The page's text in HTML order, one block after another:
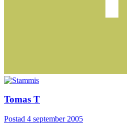
Tomas T
Postad 4 september 2005